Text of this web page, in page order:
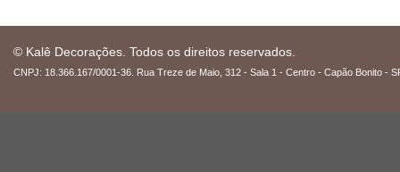
© Kalê Decorações. Todos os direitos reservados.
CNPJ: 18.366.167/0001-36. Rua Treze de Maio, 312 - Sala 1 - Centro - Capão Bonito -